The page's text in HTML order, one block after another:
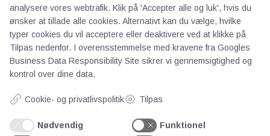
Priser
Kontakt
Persondata
Videncentre
Bitva
analysere vores webtrafik. Klik på 'Accepter alle og luk', hvis du
ønsker at tillade alle cookies. Alternativt kan du vælge, hvilke
typer cookies du vil acceptere eller deaktivere ved at klikke på
Tilpas nedenfor. I overensstemmelse med kravene fra Googles
Business Data Responsibility Site sikrer vi gennemsigtighed og
kontrol over dine data.
Cookie- og privatlivspolitik Tilpas
Nødvendig
Funktionel